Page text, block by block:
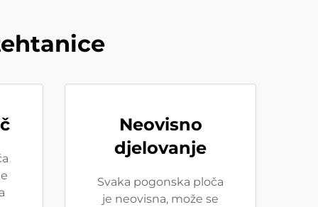
Neovisno
djelovanje
Svaka pogonska ploča
je neovisna, može se